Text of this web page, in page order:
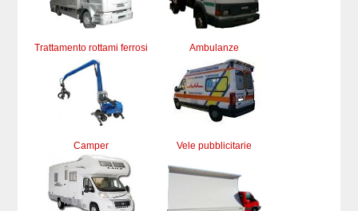
Trattamento rottami ferrosi Ambulanze
Camper Vele pubblicitarie